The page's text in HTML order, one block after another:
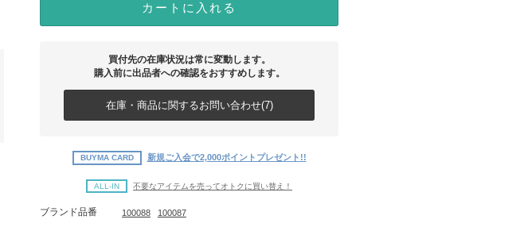
カートに入れる
買付先の在庫状況は常に変動します。
購入前に出品者への確認をおすすめします。
在庫・商品に関するお問い合わせ(7)
BUYMA CARD 新規ご入会で2,000ポイントプレゼント!!
ALL-IN 不要なアイテムを売ってオトクに買い替え！
ブランド品番 100088 100087